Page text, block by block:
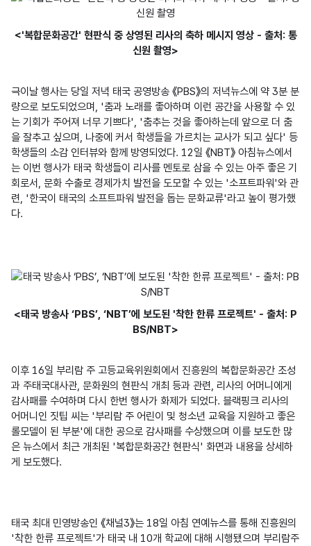
<'복합문화공간' 현판식 중 상영된 리사의 축하 메시지 영상 - 출처: 통
신원 촬영>
극이날 행사는 당일 저녁 태국 공영방송 《PBS》의 저녁뉴스에 약 3분 분
량으로 보도되었으며, '춤과 노래를 좋아하며 이런 공간을 사용할 수 있
는 기회가 주어져 너무 기쁘다', '춤추는 것을 좋아하는데 앞으로 더 춤
을 잘추고 싶으며, 나중에 커서 학생들을 가르치는 교사가 되고 싶다' 등
학생들의 소감 인터뷰와 함께 방영되었다. 12일 《NBT》 아침뉴스에서
는 이번 행사가 태국 학생들이 리사를 멘토로 삼을 수 있는 아주 좋은 기
회로서, 문화 수출로 경제가치 발전을 도모할 수 있는 '소프트파워'와 관
련, '한국이 태국의 소프트파워 발전을 돕는 문화교류'라고 높이 평가했
다.
<태국 방송사 ‘PBS’, ‘NBT’에 보도된 '착한 한류 프로젝트' - 출처: P
BS/NBT>
이후 16일 부리람 주 고등교육위원회에서 진흥원의 복합문화공간 조성
과 주태국대사관, 문화원의 현판식 개최 등과 관련, 리사의 어머니에게
감사패를 수여하며 다시 한번 행사가 화제가 되었다. 블랙핑크 리사의
어머니인 짓팁 씨는 '부리람 주 어린이 및 청소년 교육을 지원하고 좋은
롤모델이 된 부분'에 대한 공으로 감사패를 수상했으며 이를 보도한 많
은 뉴스에서 최근 개최된 '복합문화공간 현판식' 화면과 내용을 상세하
게 보도했다.
태국 최대 민영방송인 《채널3》는 18일 아침 연예뉴스를 통해 진흥원의
'착한 한류 프로젝트'가 태국 내 10개 학교에 대해 시행됐으며 부리람주